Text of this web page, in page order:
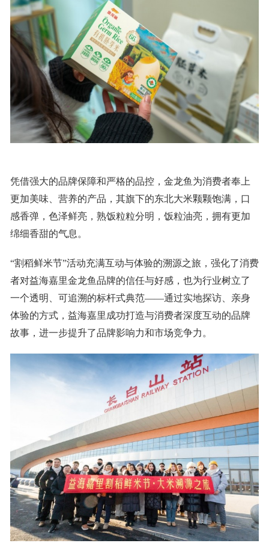
凭借强大的品牌保障和严格的品控，金龙鱼为消费者奉上
更加美味、营养的产品，其旗下的东北大米颗颗饱满，口
感香弹，色泽鲜亮，熟饭粒粒分明，饭粒油亮，拥有更加
绵细香甜的气息。
“割稻鲜米节”活动充满互动与体验的溯源之旅，强化了消费
者对益海嘉里金龙鱼品牌的信任与好感，也为行业树立了
一个透明、可追溯的标杆式典范——通过实地探访、亲身
体验的方式，益海嘉里成功打造与消费者深度互动的品牌
故事，进一步提升了品牌影响力和市场竞争力。